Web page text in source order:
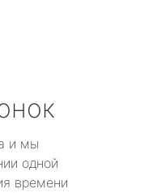
и мы
одной
времени